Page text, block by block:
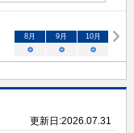
8月 9月 10月
○ ○ ○
更新日:2026.07.31